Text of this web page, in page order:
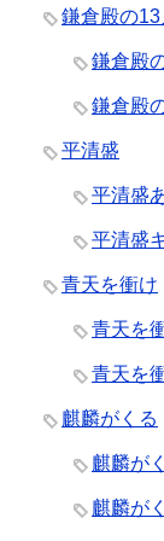
鎌倉殿の13
鎌倉殿
鎌倉殿
平清盛
平清盛
平清盛
青天を衝け
青天を
青天を
麒麟がくる
麒麟が
麒麟が